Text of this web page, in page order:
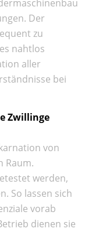
Der
zu
nahtlos
aller
bei
Zwillinge
von
Raum.
werden,
So lassen sich
vorab
dienen sie